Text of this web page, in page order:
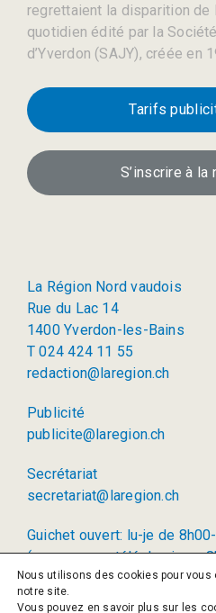
regrettaient la disparition de
quotidien édité par la
d’Yverdon (SAJY), créée en
Tarifs
S’inscrire à
La Région Nord vaudois
Rue du Lac 14
1400 Yverdon-les-Bains
T 024 424 11 55
redaction@laregion.ch
Publicité
publicite@laregion.ch
Secrétariat
secretariat@laregion.ch
Guichet ouvert: lu-je de
(permanence téléphonique:
17h00)
Nous utilisons des cookies pour
notre site.
Vous pouvez en savoir plus sur les